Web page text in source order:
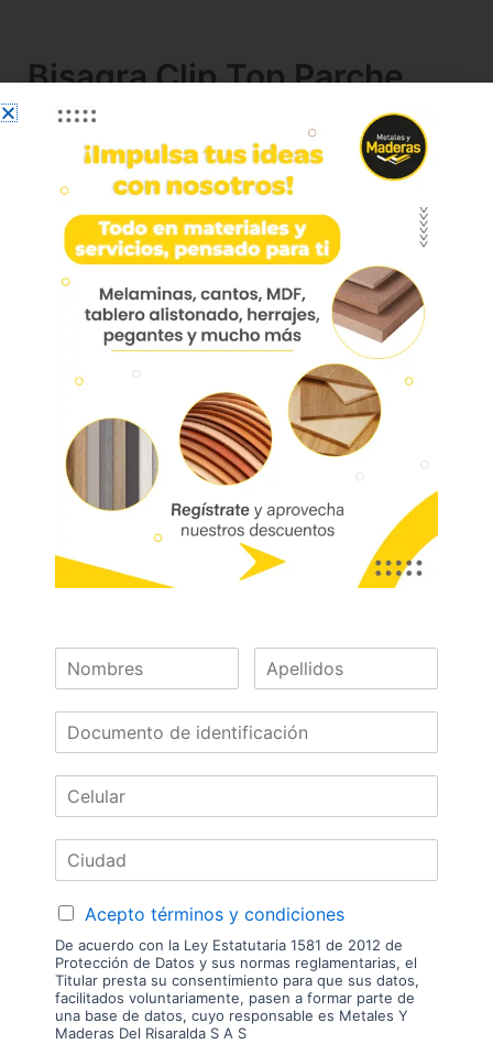
Bisagra Clip Top Parche
120° Sin Muelle Niquel
70t5550.tl
CLIP top bisagra standard 120°，Tope angular,
sin muelle, Caz.: p. atornillar
CLIP top bisagra standard 70T5550.TL
Acodado: Tope angular
Fijación de la cazoleta: p. atornillar
Material de la cazoleta: Acero
Mecanismo de cierre: sin muelle
Ajuste de lado: +/- 2 mm
Ajuste de profundidad: + 3/- 2 mm, Ajuste
cómodo con espiral
BLUMOTION
BLU.BP120.01
en físico. Los costos de envío son variables y serán asumidos por el
comprador. No incluye servicios como corte, cantos o enchape. Sólo
despachamos tableros en la zona urbana de las ciudades donde
tenemos sucursal. Disponibilidad de mercancía sujeta a verificación de
inventario. Precio sujeto a cambios sin previo aviso.
Nuestras
Marcas
Acepto términos y condiciones
De acuerdo con la Ley Estatutaria 1581 de 2012 de
Protección de Datos y sus normas reglamentarias, el
Titular presta su consentimiento para que sus datos,
facilitados voluntariamente, pasen a formar parte de
una base de datos, cuyo responsable es Metales Y
Maderas Del Risaralda S A S